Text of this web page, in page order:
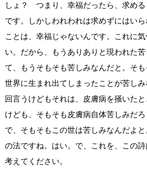
しょ？ つまり、幸福だったら、求める
です。しかしわれわれは求めずにはい
ことは、幸福じゃないんです。これに
い。だから、もうありありと現われた苦
て、もうそもそも苦しみなんだと。そ
世界に生まれ出てしまったことが苦し
回言うけどもそれは、皮膚病を掻いた
けども、そもそも皮膚病自体苦しみだ
で、そもそもこの世は苦しみなんだよ
の法ですね。はい。で、これを、この
考えてください。